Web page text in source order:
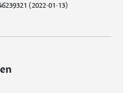
(2022-01-13)